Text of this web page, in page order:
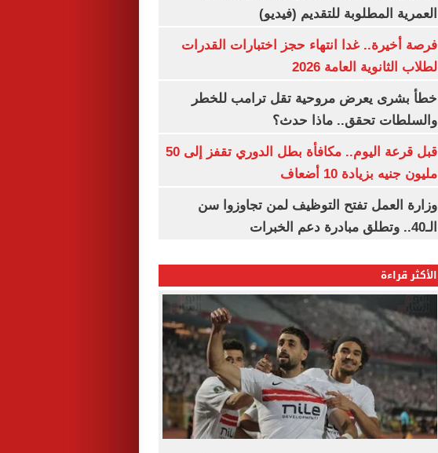
العمرية المطلوبة للتقديم (فيديو)
فرصة أخيرة.. غدا انتهاء حجز اختبارات القدرات
لطلاب الثانوية العامة 2026
خطأ بشرى يعرض مروحية تقل ترامب للخطر
والسلطات تحقق.. ماذا حدث؟
قبل قرعة اليوم.. مكافأة بطل الدوري تقفز إلى 50
مليون جنيه بزيادة 10 أضعاف
وزارة العمل تفتح التوظيف لمن تجاوزوا سن
الـ40.. وتطلق مبادرة دعم الخبرات
الأكثر قراءة